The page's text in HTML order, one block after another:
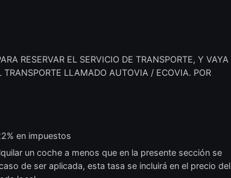
RESERVAR EL SERVICIO DE TRANSPORTE, Y VAYA
LLAMADO AUTOVIA / ECOVIA. POR
en impuestos
un coche a menos que en la presente sección se
de ser aplicada, esta tasa se incluirá en el precio del